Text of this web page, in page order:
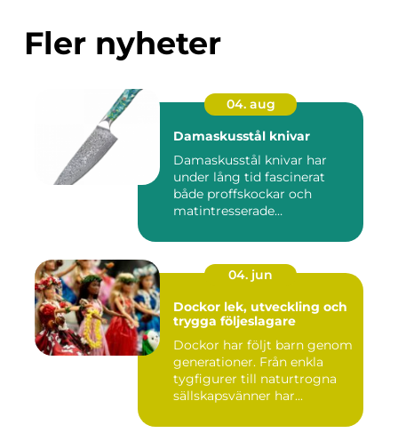
Fler nyheter
04. aug
Damaskusstål knivar
Damaskusstål knivar har
under lång tid fascinerat
både proffskockar och
matintresserade
04. jun
Dockor lek, utveckling och
trygga följeslagare
Dockor har följt barn genom
generationer. Från enkla
tygfigurer till naturtrogna
sällskapsvänner har...